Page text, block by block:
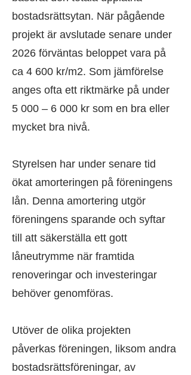
bostadsrättsytan. När pågående
projekt är avslutade senare under
2026 förväntas beloppet vara på
ca 4 600 kr/m2. Som jämförelse
anges ofta ett riktmärke på under
5 000 – 6 000 kr som en bra eller
mycket bra nivå.
Styrelsen har under senare tid
ökat amorteringen på föreningens
lån. Denna amortering utgör
föreningens sparande och syftar
till att säkerställa ett gott
låneutrymme när framtida
renoveringar och investeringar
behöver genomföras.
Utöver de olika projekten
påverkas föreningen, liksom andra
bostadsrättsföreningar, av